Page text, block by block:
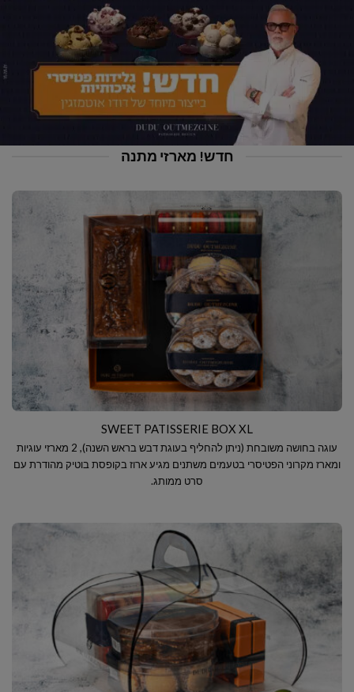
חדש! מארזי מתנה
SWEET PATISSERIE BOX XL
עוגה בחושה משובחת (ניתן להחליף בעוגת דבש בראש השנה), 2 מארזי עוגיות
ומארז מקרוני הפטיסרי בטעמים משתנים מגיע ארוז בקופסת בוטיק מהודרת עם
סרט ממותג.